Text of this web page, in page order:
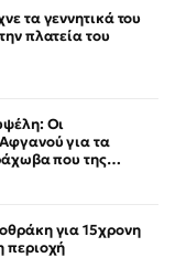
τα γεννητικά του
πλατεία του
Οι
για τα
που της
για 15χρονη
περιοχή